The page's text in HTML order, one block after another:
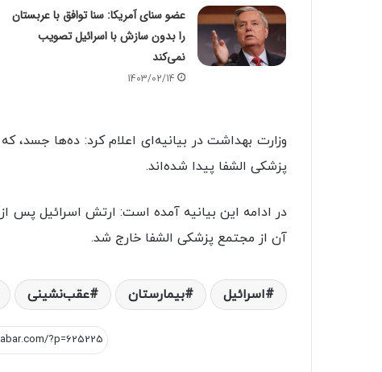
عضو سنای آمریکا: سنا توافق با عربستان
را بدون سازش با اسرائیل تصویب
نمی‌کند
1403/02/14
وزارت بهداشت در بیانیه‌ای اعلام کرد: ده‌ها جسد،
پزشکی الشفا پیدا شده‌اند.
در ادامه این بیانیه آمده است: ارتش اسرائیل پس
آن از مجتمع پزشکی الشفا خارج شد.
اسرائيل بیمارستان عقب‌نشینی